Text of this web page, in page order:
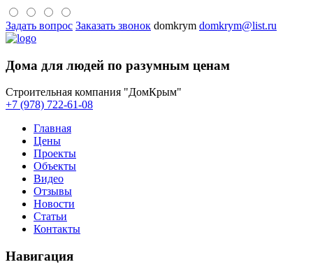
Задать вопрос Заказать звонок domkrym domkrym@list.ru
Дома для людей по разумным ценам
Строительная компания "ДомКрым"
+7 (978) 722-61-08
Главная
Цены
Проекты
Объекты
Видео
Отзывы
Новости
Статьи
Контакты
Навигация